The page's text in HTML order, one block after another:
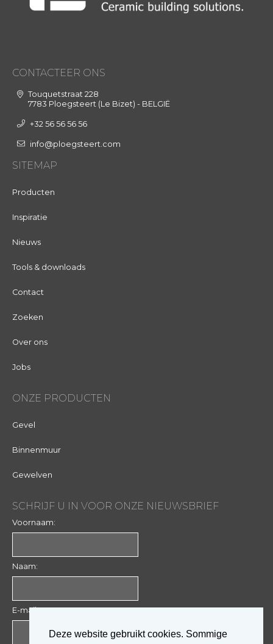
Deze website gebruikt cookies. Sommige
CONTACTEER ONS
Touquetstraat 228
7783 Ploegsteert (Le Bizet) - BELGIË
+32 56 56 56 56
info@ploegsteert.com
SITEMAP
Producten
Inspiratie
Nieuws
Tools & downloads
Contact
Zoeken
Over ons
Jobs
ONZE PRODUCTEN
Gevel
Binnenmuur
Gewelven
SCHRIJF U IN VOOR ONZE NIEUWSBRIEF
Voornaam:
Naam:
E-mail: